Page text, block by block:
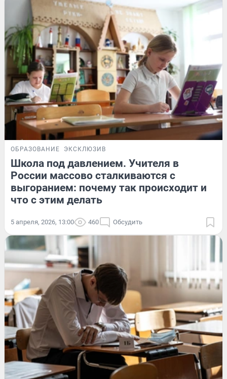
ОБРАЗОВАНИЕ ЭКСКЛЮЗИВ
Школа под давлением. Учителя в
России массово сталкиваются с
выгоранием: почему так происходит и
что с этим делать
5 апреля, 2026, 13:00 460 Обсудить